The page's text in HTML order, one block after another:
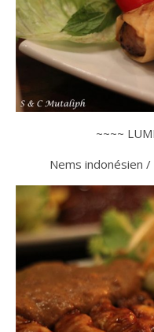
~~~~
Nems indonésien /